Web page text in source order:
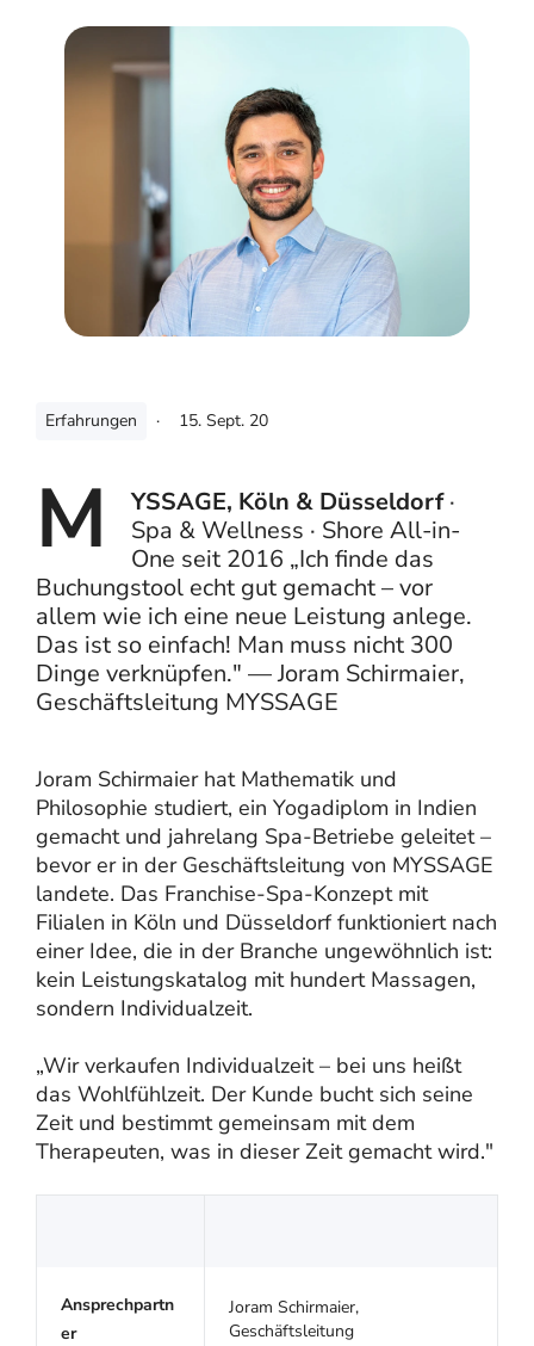
Erfahrungen · 15. Sept. 20
M YSSAGE, Köln & Düsseldorf·
Spa & Wellness · Shore All-in-
One seit 2016 „Ich finde das
Buchungstool echt gut gemacht – vor
allem wie ich eine neue Leistung anlege.
Das ist so einfach! Man muss nicht 300
Dinge verknüpfen." — Joram Schirmaier,
Geschäftsleitung MYSSAGE
Joram Schirmaier hat Mathematik und
Philosophie studiert, ein Yogadiplom in Indien
gemacht und jahrelang Spa-Betriebe geleitet –
bevor er in der Geschäftsleitung von MYSSAGE
landete. Das Franchise-Spa-Konzept mit
Filialen in Köln und Düsseldorf funktioniert nach
einer Idee, die in der Branche ungewöhnlich ist:
kein Leistungskatalog mit hundert Massagen,
sondern Individualzeit.
„Wir verkaufen Individualzeit – bei uns heißt
das Wohlfühlzeit. Der Kunde bucht sich seine
Zeit und bestimmt gemeinsam mit dem
Therapeuten, was in dieser Zeit gemacht wird."
Ansprechpartn
er
Joram Schirmaier,
Geschäftsleitung